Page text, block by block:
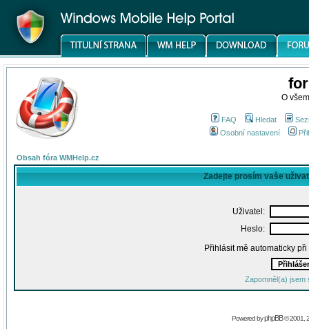
O
FAQ Hledat
Osobní nastavení
Obsah fóra WMHelp.cz
Zadejte prosím vaše
Uživatel:
Heslo:
Přihlásit mě automaticky
Zapomněl(a) jsem
Powered byphpBB© 2001,